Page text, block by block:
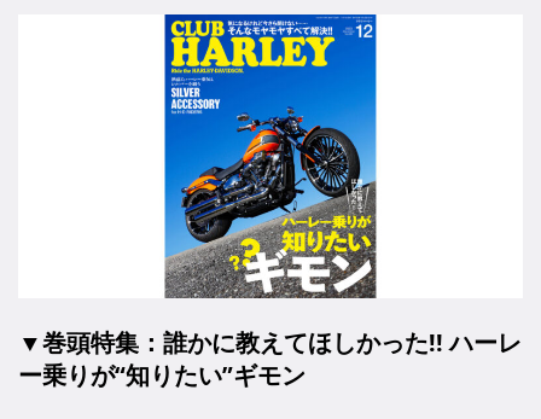
▼巻頭特集：誰かに教えてほしかった!! ハーレ
ー乗りが“知りたい”ギモン